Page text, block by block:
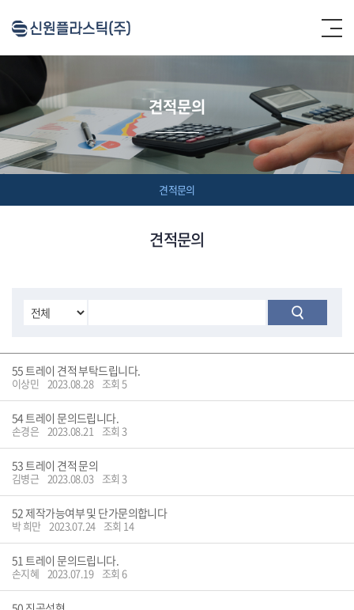
견적문의
견적문의
견적문의
55트레이 견적 부탁드립니다.
이상민 2023.08.28 조회 5
54트레이 문의드립니다.
손경은 2023.08.21 조회 3
53트레이 견적 문의
김병근 2023.08.03 조회 3
52제작가능여부 및 단가문의합니다
박 희만 2023.07.24 조회 14
51트레이 문의드립니다.
손지혜 2023.07.19 조회 6